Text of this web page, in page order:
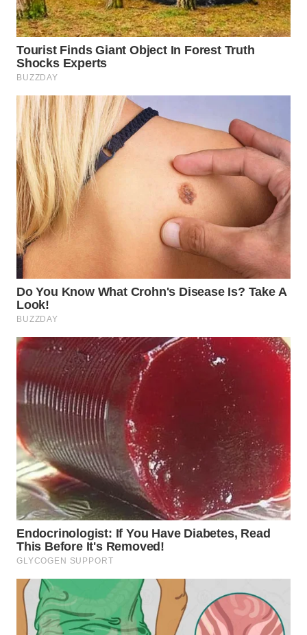
TENGAH
WN DELI
SERDANG
WN
TEBING
TINGGI
WN
PAKPAK
WN
KARAWANG
WN
BOGOR
DEPOK
WN
TAPANULI
UTARA
WN
SAMOSIR
WN
PADANG
LAWAS
WN
SUMEDANG